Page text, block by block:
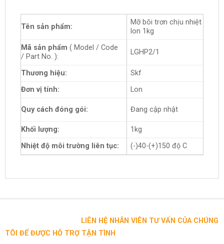
Tên sản phẩm:
Mỡ bôi trơn chịu nhiệt
lon 1kg
Mã sản phẩm ( Model / Code
/ Part No. ):
LGHP2/1
Thương hiệu:
Skf
Đơn vị tính:
Lon
Quy cách đóng gói: Đang cập nhật
Khối lượng:
1kg
Nhiệt độ môi trường liên tục:
(-)40-(+)150 độ C
LIÊN HỆ NHÂN VIÊN TƯ VẤN CỦA CHÚNG
TÔI ĐỂ ĐƯỢC HỖ TRỢ TẬN TÌNH